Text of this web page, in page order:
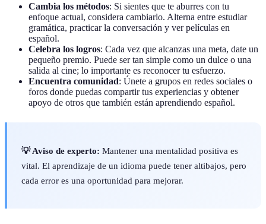
Cambia los métodos: Si sientes que te aburres con tu
enfoque actual, considera cambiarlo. Alterna entre estudiar
gramática, practicar la conversación y ver películas en
español.
Celebra los logros: Cada vez que alcanzas una meta, date un
pequeño premio. Puede ser tan simple como un dulce o una
salida al cine; lo importante es reconocer tu esfuerzo.
Encuentra comunidad: Únete a grupos en redes sociales o
foros donde puedas compartir tus experiencias y obtener
apoyo de otros que también están aprendiendo español.
💡 Aviso de experto: Mantener una mentalidad positiva es
vital. El aprendizaje de un idioma puede tener altibajos, pero
cada error es una oportunidad para mejorar.